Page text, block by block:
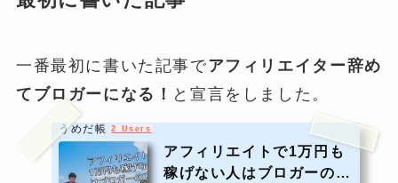
一番最初に書いた記事でアフィリエイター辞め
てブロガーになる！ と宣言をしました。
うめだ帳 2 Users
アフィリエイトで1万円も
稼げない人はブロガーの方